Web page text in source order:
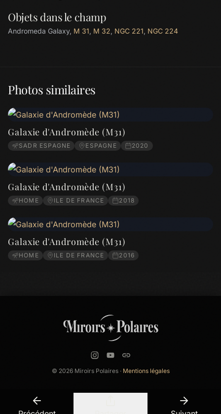
Objets dans le champ
Andromeda Galaxy, M 31, M 32, NGC 221, NGC 224
Photos similaires
Galaxie d'Andromède (M31)
SADR ESPAGNE ESPAGNE 2020
Galaxie d'Andromède (M31)
HOME ILE DE FRANCE 2018
Galaxie d'Andromède (M31)
HOME ILE DE FRANCE 2016
© 2026 Miroirs Polaires · Mentions légales